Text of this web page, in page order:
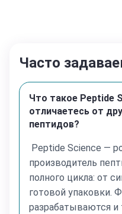
исследований и не для
являетесь
Противопоказания
Только для
Особые указания
Вся наша продукция
лиофилизации
обеспечивает 100%
транспортировке в
Часто
Что такое Peptide
отличаетесь от
пептидов?
Peptide Science —
производитель
полного цикла: от
готовой упаковки.
разрабатываются и